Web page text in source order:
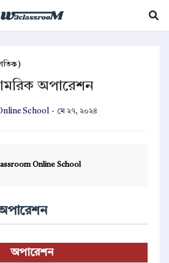
অপারেশন
School - মে ২৭, ২০২৪
Online School
অপারেশন
অপারেশন